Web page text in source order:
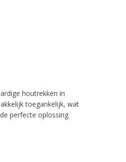
houtrekken in
toegankelijk, wat
perfecte oplossing